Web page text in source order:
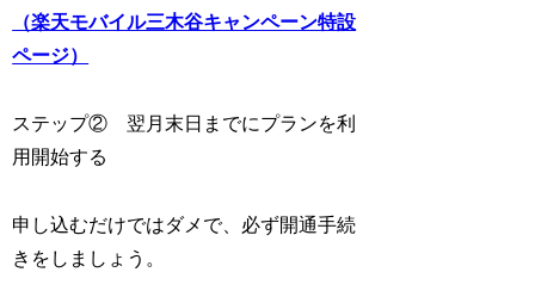
（楽天モバイル三木谷キャンペーン特設
ページ）
ステップ② 翌月末日までにプランを利
用開始する
申し込むだけではダメで、必ず開通手続
きをしましょう。